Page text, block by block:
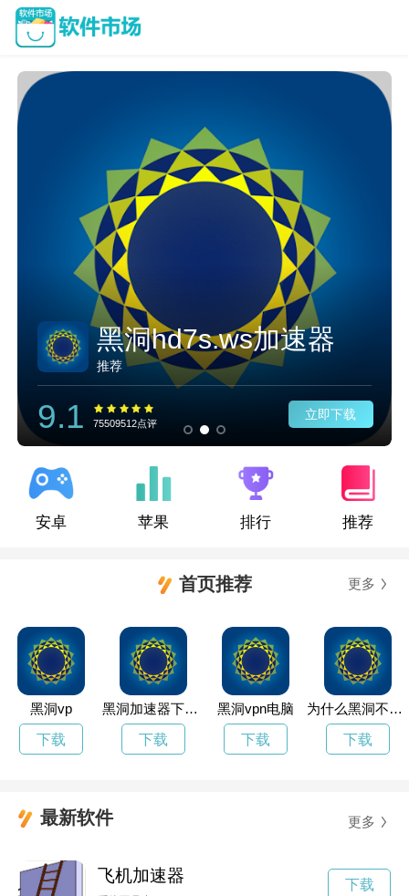
黑洞hd7s.ws加速器
推荐
9.1 75509512点评
立即下载
安卓 苹果 排行 推荐
首页推荐 更多
黑洞vp
下载
黑洞加速器下载永久免费版
下载
黑洞vpn电脑
下载
为什么黑洞不能直接观测
下载
最新软件 更多
飞机加速器 下载